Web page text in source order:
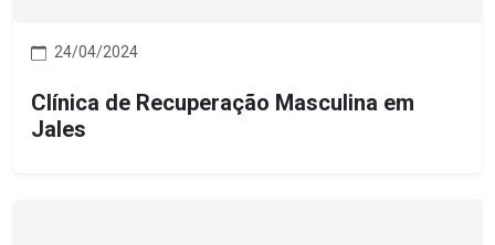
24/04/2024
Clínica de Recuperação Masculina em
Jales